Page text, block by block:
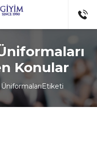
Konular